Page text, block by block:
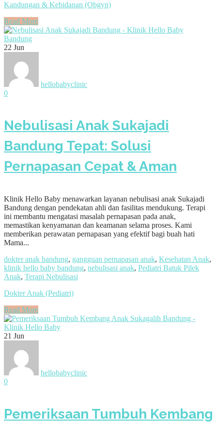
Kandungan & Kebidanan (Obgyn)
Read More
22 Jun
hellobabyclinic
0
Nebulisasi Anak Sukajadi
Bandung Tepat: Solusi
Pernapasan Cepat & Aman
Klinik Hello Baby menawarkan layanan nebulisasi anak Sukajadi
Bandung dengan pendekatan ahli dan fasilitas mendukung. Terapi
ini membantu mengatasi masalah pernapasan pada anak,
memastikan kenyamanan dan keamanan selama proses. Kami
memberikan perawatan pernapasan yang efektif bagi buah hati
Mama...
dokter anak bandung, gangguan pernapasan anak, Kesehatan Anak,
klinik hello baby bandung, nebulisasi anak, Pediatri Batuk Pilek
Anak, Terapi Nebulisasi
Dokter Anak (Pediatri)
Read More
21 Jun
hellobabyclinic
0
Pemeriksaan Tumbuh Kembang